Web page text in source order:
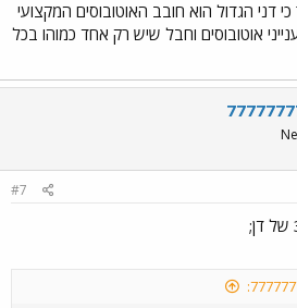
כי דני הגדול הוא חובב האוטובוסים המקצועי
אוטובוסים וחבל שיש רק אחד כמוהו בכל
#7